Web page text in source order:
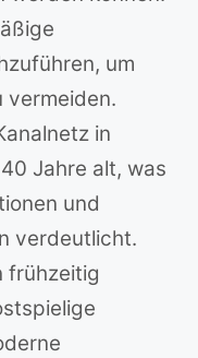
um
vermeiden.
in
Jahre alt, was
und
verdeutlicht.
frühzeitig